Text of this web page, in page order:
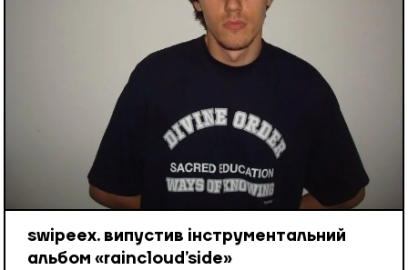
swipeex. випустив інструментальний
альбом «raincloud’side»